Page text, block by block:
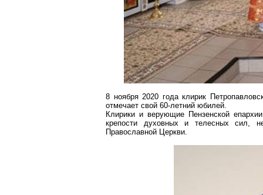
8 ноября 2020 года клирик
отмечает свой 60-летний юбилей.
Клирики и верующие Пензенской
крепости духовных и телесных сил,
Православной Церкви.